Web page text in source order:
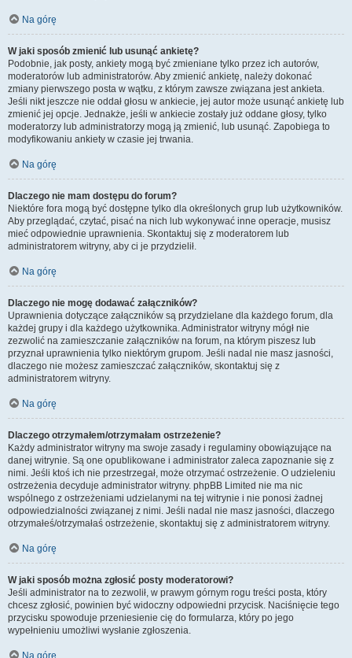
Na górę
W jaki sposób zmienić lub usunąć ankietę?
Podobnie, jak posty, ankiety mogą być zmieniane tylko przez ich autorów,
moderatorów lub administratorów. Aby zmienić ankietę, należy dokonać
zmiany pierwszego posta w wątku, z którym zawsze związana jest ankieta.
Jeśli nikt jeszcze nie oddał głosu w ankiecie, jej autor może usunąć ankietę lub
zmienić jej opcje. Jednakże, jeśli w ankiecie zostały już oddane głosy, tylko
moderatorzy lub administratorzy mogą ją zmienić, lub usunąć. Zapobiega to
modyfikowaniu ankiety w czasie jej trwania.
Na górę
Dlaczego nie mam dostępu do forum?
Niektóre fora mogą być dostępne tylko dla określonych grup lub użytkowników.
Aby przeglądać, czytać, pisać na nich lub wykonywać inne operacje, musisz
mieć odpowiednie uprawnienia. Skontaktuj się z moderatorem lub
administratorem witryny, aby ci je przydzielił.
Na górę
Dlaczego nie mogę dodawać załączników?
Uprawnienia dotyczące załączników są przydzielane dla każdego forum, dla
każdej grupy i dla każdego użytkownika. Administrator witryny mógł nie
zezwolić na zamieszczanie załączników na forum, na którym piszesz lub
przyznał uprawnienia tylko niektórym grupom. Jeśli nadal nie masz jasności,
dlaczego nie możesz zamieszczać załączników, skontaktuj się z
administratorem witryny.
Na górę
Dlaczego otrzymałem/otrzymałam ostrzeżenie?
Każdy administrator witryny ma swoje zasady i regulaminy obowiązujące na
danej witrynie. Są one opublikowane i administrator zaleca zapoznanie się z
nimi. Jeśli ktoś ich nie przestrzegał, może otrzymać ostrzeżenie. O udzieleniu
ostrzeżenia decyduje administrator witryny. phpBB Limited nie ma nic
wspólnego z ostrzeżeniami udzielanymi na tej witrynie i nie ponosi żadnej
odpowiedzialności związanej z nimi. Jeśli nadal nie masz jasności, dlaczego
otrzymałeś/otrzymałaś ostrzeżenie, skontaktuj się z administratorem witryny.
Na górę
W jaki sposób można zgłosić posty moderatorowi?
Jeśli administrator na to zezwolił, w prawym górnym rogu treści posta, który
chcesz zgłosić, powinien być widoczny odpowiedni przycisk. Naciśnięcie tego
przycisku spowoduje przeniesienie cię do formularza, który po jego
wypełnieniu umożliwi wysłanie zgłoszenia.
Na górę